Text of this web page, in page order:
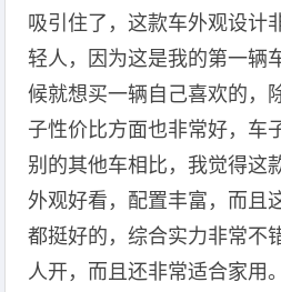
吸引住了，这款车外观设计
轻人，因为这是我的第一辆
候就想买一辆自己喜欢的，
子性价比方面也非常好，车
别的其他车相比，我觉得这
外观好看，配置丰富，而且
都挺好的，综合实力非常不
人开，而且还非常适合家用。